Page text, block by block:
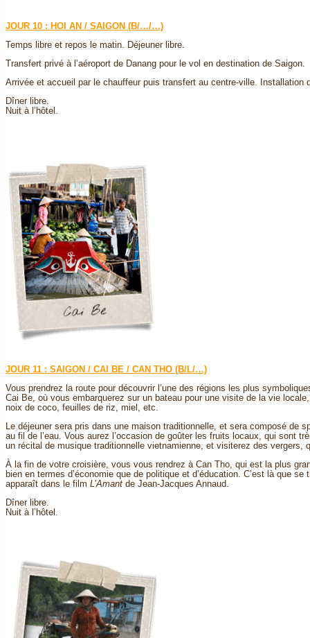
JOUR 10 : HOI AN / SAIGON (B/…/…)
Temps libre et repos le matin. Déjeuner libre.
Transfert privé à l’aéroport de Danang pour le vol en destination de Saigon.
Arrivée et accueil par le chauffeur puis transfert au centre-ville. Installation
Dîner libre.
Nuit à l’hôtel.
JOUR 11 : SAIGON / CAI BE / CAN THO (B/L/…)
Vous prendrez la route pour découvrir l’une des régions les plus
Cai Be, où vous embarquerez sur un bateau pour une visite de la vie
noix de coco, feuilles de riz, miel, etc.
Le déjeuner sera pris dans une maison traditionnelle, et sera composé
au fil de l’eau. Vous aurez l’occasion de goûter les fruits locaux, qui sont
un récital de musique traditionnelle vietnamienne, et visiterez des vergers,
À la fin de votre croisière, vous vous rendrez à Can Tho, qui est la plus
bien en termes d’économie que de politique et d’éducation. C’est là que
apparaît dans le film L’Amant de Jean-Jacques Annaud.
Dîner libre.
Nuit à l’hôtel.